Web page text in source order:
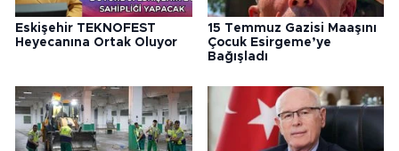
Eskişehir TEKNOFEST
Heyecanına Ortak Oluyor
15 Temmuz Gazisi Maaşını
Çocuk Esirgeme’ye
Bağışladı